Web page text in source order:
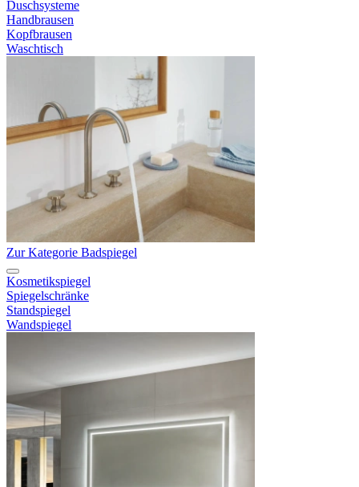
Duschsysteme
Handbrausen
Kopfbrausen
Waschtisch
Zur Kategorie Badspiegel
Kosmetikspiegel
Spiegelschränke
Standspiegel
Wandspiegel